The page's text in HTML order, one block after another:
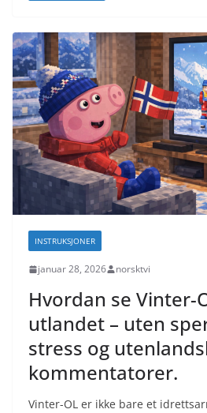
INSTRUKSJONER
januar 28, 2026 norsktvi
Hvordan se Vinter-
utlandet – uten
stress og
kommentatorer.
Vinter-OL er ikke bare et